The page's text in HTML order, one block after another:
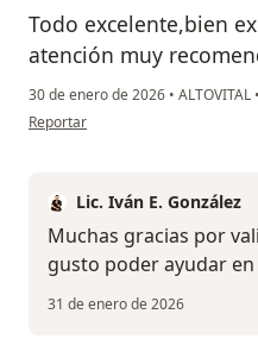
Todo excelente,bien
atención muy
30 de enero de 2026 • ALTOVITAL •
en opinión del usuario Jorge Luis
Reportar
Lic. Iván E. González
Muchas gracias por
gusto poder ayudar
31 de enero de 2026